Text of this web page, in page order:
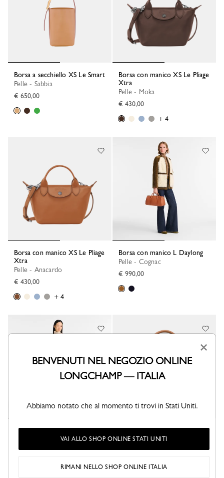
Borsa a secchiello XS Le Smart
Pelle - Sabbia
€ 650,00
Borsa con manico XS Le Pliage
Xtra
Pelle - Moka
€ 430,00
+ 4
Borsa con manico XS Le Pliage
Xtra
Pelle - Anacardo
€ 430,00
+ 4
Borsa con manico L Daylong
Pelle - Cognac
€ 990,00
Borsa a secchiello S Épure
€ 320,00
Borsa con manico S Longchamp
3D
×
BENVENUTI NEL NEGOZIO ONLINE
LONGCHAMP — ITALIA
Abbiamo notato che al momento ti trovi in Stati Uniti.
VAI ALLO SHOP ONLINE STATI UNITI
RIMANI NELLO SHOP ONLINE ITALIA